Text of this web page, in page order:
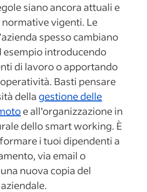
siano ancora attuali e
vigenti. Le
spesso cambiano
esempio introducendo
di lavoro o apportando
Basti pensare
della gestione delle
e all’organizzazione in
dello smart working. È
i tuoi dipendenti a
via email o
nuova copia del